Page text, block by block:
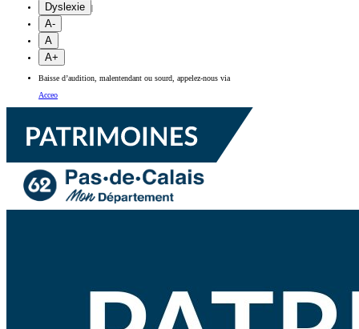
Dyslexie |
A-
A
A+
Baisse d’audition, malentendant ou sourd, appelez-nous via
Acceo